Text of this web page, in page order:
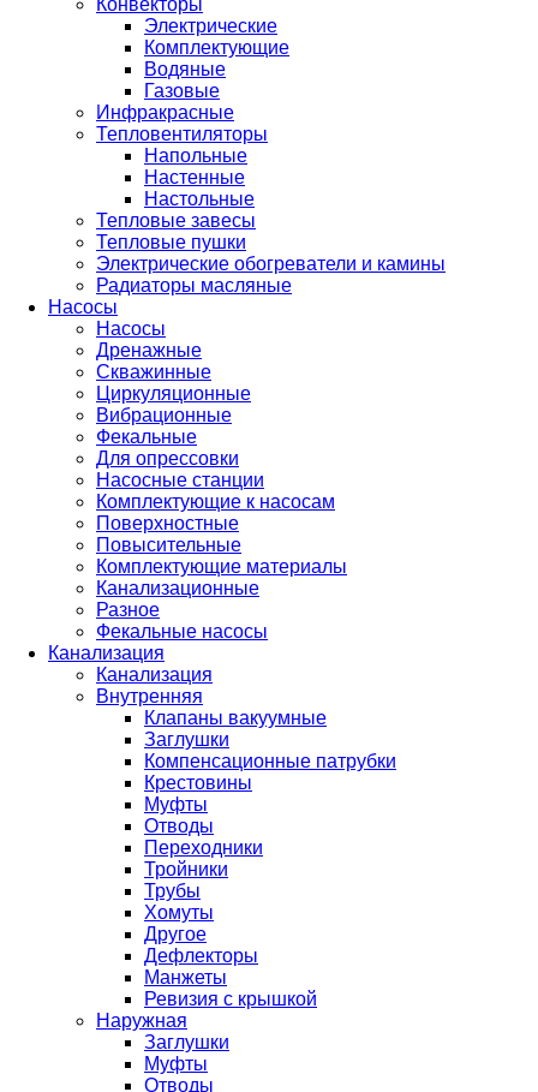
Конвекторы
Электрические
Комплектующие
Водяные
Газовые
Инфракрасные
Тепловентиляторы
Напольные
Настенные
Настольные
Тепловые завесы
Тепловые пушки
Электрические обогреватели и камины
Радиаторы масляные
Насосы
Насосы
Дренажные
Скважинные
Циркуляционные
Вибрационные
Фекальные
Для опрессовки
Насосные станции
Комплектующие к насосам
Поверхностные
Повысительные
Комплектующие материалы
Канализационные
Разное
Фекальные насосы
Канализация
Канализация
Внутренняя
Клапаны вакуумные
Заглушки
Компенсационные патрубки
Крестовины
Муфты
Отводы
Переходники
Тройники
Трубы
Хомуты
Другое
Дефлекторы
Манжеты
Ревизия с крышкой
Наружная
Заглушки
Муфты
Отводы